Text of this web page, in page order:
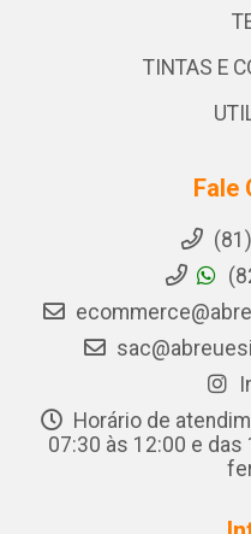
TINTAS E
Fale
Horário de
07:30 às 12:00 e